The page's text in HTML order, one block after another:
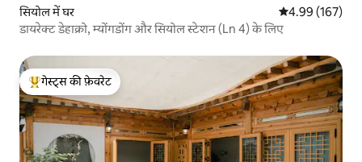
सियोल में घर औसत रेटिंग 5 में से
4.99 (167)
डायरेक्ट डेहाक्रो, म्योंगडोंग और सियोल स्टेशन (Ln 4) के लिए
गेस्ट्स का टॉप फ़ेवरेट
गेस्ट्स की फ़ेवरेट